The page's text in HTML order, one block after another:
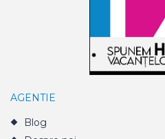
AGENTIE
Blog